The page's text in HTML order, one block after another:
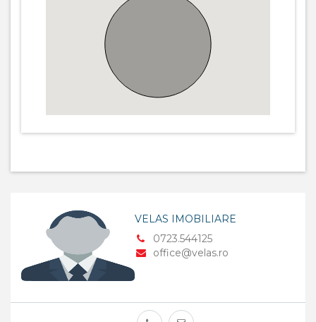
VELAS IMOBILIARE
0723.544125
office@velas.ro